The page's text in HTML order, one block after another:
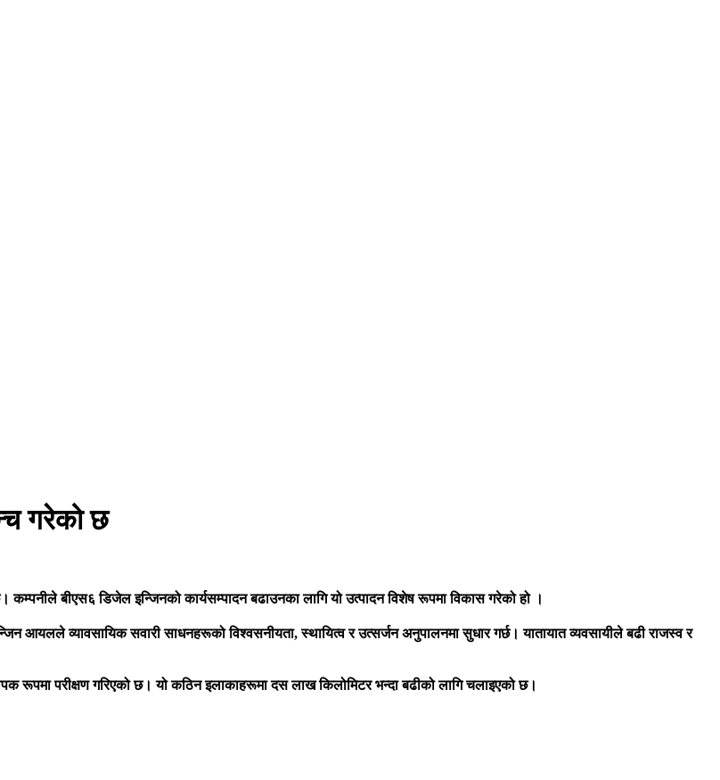
गरेको छ
बीएस६ डिजेल इन्जिनको कार्यसम्पादन बढाउनका लागि यो उत्पादन विशेष रूपमा विकास गरेको हो ।
आयलले व्यावसायिक सवारी साधनहरूको विश्वसनीयता, स्थायित्व र उत्सर्जन अनुपालनमा सुधार गर्छ। यातायात व्यवसायीले बढी राजस्व र
रूपमा परीक्षण गरिएको छ। यो कठिन इलाकाहरूमा दस लाख किलोमिटर भन्दा बढीको लागि चलाइएको छ।